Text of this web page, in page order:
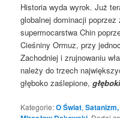
Historia wyda wyrok. Już
globalnej dominacji poprzez
supermocarstwa Chin
Cieśniny Ormuz, przy
Zachodniej i zrujnowaniu
należy do trzech
głęboko zaślepione,
Kategorie:O Świat,